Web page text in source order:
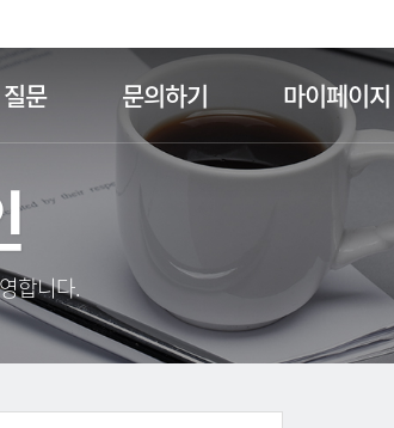
문 문의하기 마이페이지
합니다.